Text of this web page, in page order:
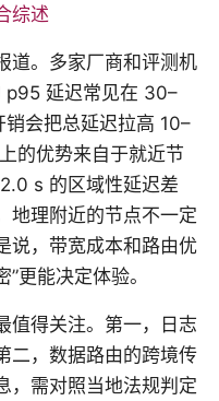
综述
道。多家厂商和评测机
p95 延迟常见在 30–
会把总延迟拉高 10–
的优势来自于就近节
s 的区域性延迟差
地理附近的节点不一定
说，带宽成本和路由优
更能决定体验。
值得关注。第一，日志
二，数据路由的跨境传
，需对照当地法规判定